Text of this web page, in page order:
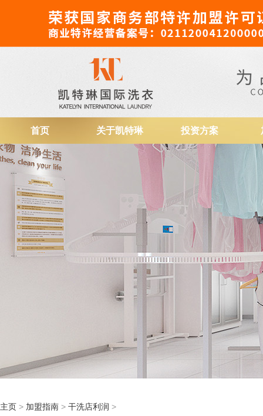
干洗店加盟
首页 关于凯特琳 投资方案
主页 > 加盟指南 > 干洗店利润 >